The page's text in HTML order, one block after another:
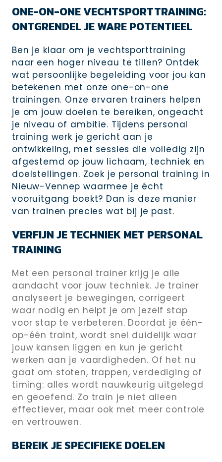
ONE-ON-ONE VECHTSPORTTRAINING:
ONTGRENDEL JE WARE POTENTIEEL
Ben je klaar om je vechtsporttraining
naar een hoger niveau te tillen? Ontdek
wat persoonlijke begeleiding voor jou kan
betekenen met onze one-on-one
trainingen. Onze ervaren trainers helpen
je om jouw doelen te bereiken, ongeacht
je niveau of ambitie. Tijdens personal
training werk je gericht aan je
ontwikkeling, met sessies die volledig zijn
afgestemd op jouw lichaam, techniek en
doelstellingen. Zoek je personal training in
Nieuw-Vennep waarmee je écht
vooruitgang boekt? Dan is deze manier
van trainen precies wat bij je past.
VERFIJN JE TECHNIEK MET PERSONAL
TRAINING
Met een personal trainer krijg je alle
aandacht voor jouw techniek. Je trainer
analyseert je bewegingen, corrigeert
waar nodig en helpt je om jezelf stap
voor stap te verbeteren. Doordat je één-
op-één traint, wordt snel duidelijk waar
jouw kansen liggen en kun je gericht
werken aan je vaardigheden. Of het nu
gaat om stoten, trappen, verdediging of
timing: alles wordt nauwkeurig uitgelegd
en geoefend. Zo train je niet alleen
effectiever, maar ook met meer controle
en vertrouwen.
BEREIK JE SPECIFIEKE DOELEN